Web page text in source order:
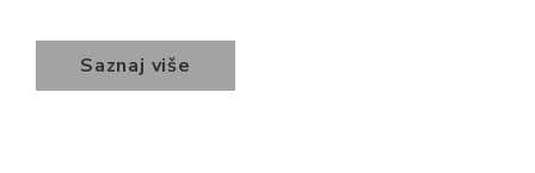
Saznaj više